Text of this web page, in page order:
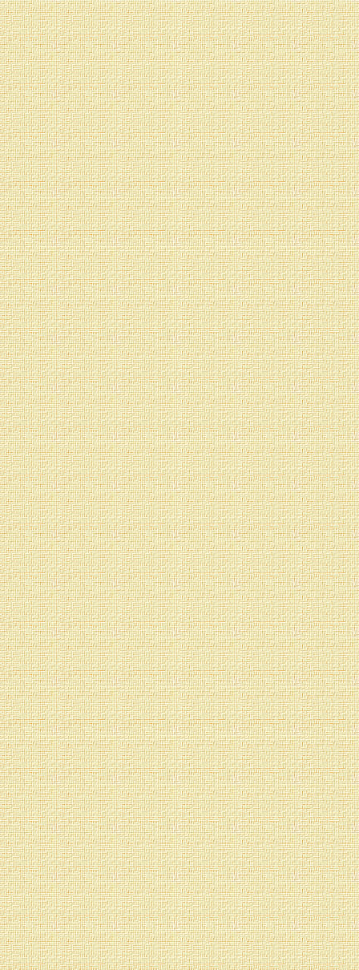
Dominemos otro
desarrollo de los
anahata una figura
formada por cuatro
unidos. Esta figura se
figura en cada chakra
con uno de los
frente, mientras lo
izquierda (si se mira
horizontal que viene de
de los dos chakras
debe realizar alrededor
sahasrara el vértice
arriba, mientras que
abajo—. La rotación
chakras debe ser
desde dentro del
ejercicio si
correspondiente
movimiento del
Trabajar con un
desarrollar otros
los ejercicios que no
interesados—.
Bajo ninguna
cambiaron totalmente
matanza sobre bases
progreso en el
deberían hacer este tipo
De lo contrario, los
producir un efecto de
organismo, fijarán
energética. Este es el